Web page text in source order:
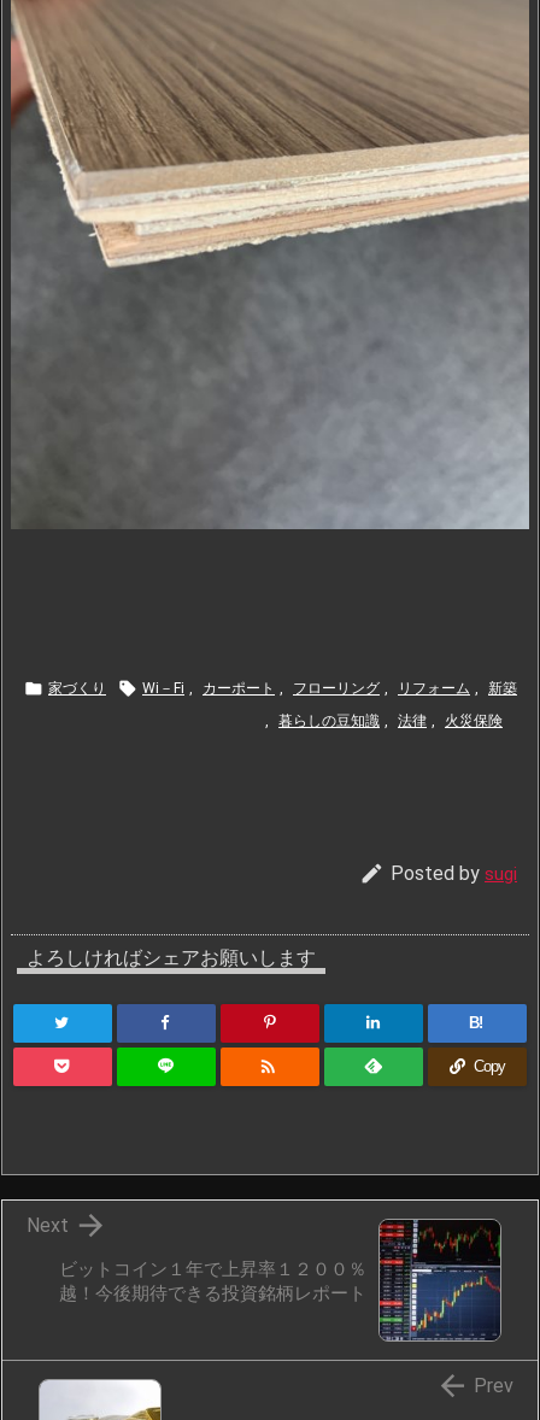
 家づくり  Wi－Fi , カーポート , フローリング , リフォーム ,
新築
,
暮らしの豆知識 , 法律 , 火災保険
 Posted by sugi
よろしければシェアお願いします
B!
 Copy
ビットコイン１年で上昇率１２００％
越！今後期待できる投資銘柄レポート

Next
 Prev